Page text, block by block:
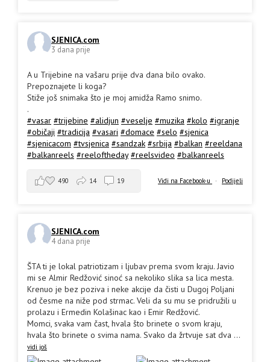
SJENICA.com
3 dana prije
A u Trijebine na vašaru prije dva dana bilo ovako.
Prepoznajete li koga?
Stiže još snimaka što je moj amidža Ramo snimo.
.
#vasar #trijebine #alidjun #veselje #muzika #kolo #igranje
#običaji #tradicija #vasari #domace #selo #sjenica
#sjenicacom #tvsjenica #sandzak #srbija #balkan #reeldana
#balkanreels #reeloftheday #reelsvideo #balkanreels
Vidi na Facebook-u · Podijeli
490 14 19
SJENICA.com
4 dana prije
ŠTA ti je lokal patriotizam i ljubav prema svom kraju. Javio
mi se Almir Redžović sinoć sa nekoliko slika sa lica mesta.
Krenuo je bez poziva i neke akcije da čisti u Dugoj Poljani
od česme na niže pod strmac. Veli da su mu se pridružili u
prolazu i Ermedin Kolašinac kao i Emir Redžović.
Momci, svaka vam čast, hvala što brinete o svom kraju,
hvala što brinete o svima nama. Svako da žrtvuje sat dva ...
vidi još